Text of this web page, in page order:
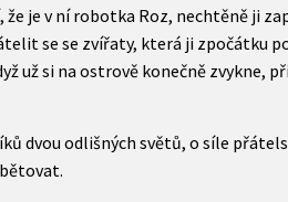
je v ní robotka Roz, nechtěně ji
se se zvířaty, která ji zpočátku
už si na ostrově konečně zvykne,
dvou odlišných světů, o síle